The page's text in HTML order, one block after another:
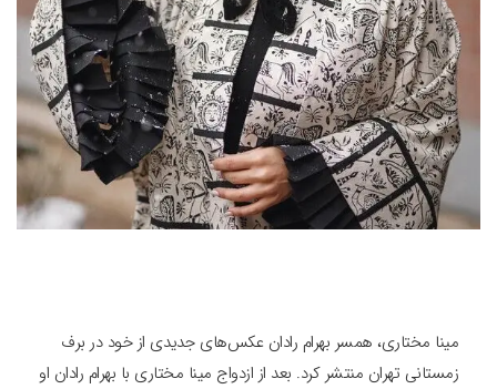
مینا مختاری، همسر بهرام رادان عکس‌های جدیدی از خود در برف
زمستانی تهران منتشر کرد. بعد از ازدواج مینا مختاری با بهرام رادان او